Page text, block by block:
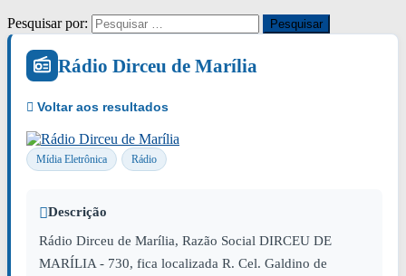
Pesquisar por:
Rádio Dirceu de Marília
Mídia Eletrônica Rádio
Descrição
Rádio Dirceu de Marília, Razão Social DIRCEU DE
MARÍLIA - 730, fica localizada R. Cel. Galdino de